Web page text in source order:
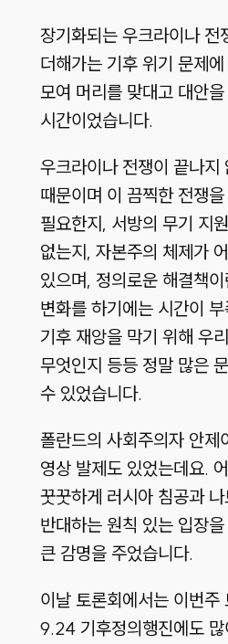
장기화되는 우크라이나 전
더해가는 기후 위기 문제
모여 머리를 맞대고 대안
시간이었습니다.
우크라이나 전쟁이 끝나지
때문이며 이 끔찍한 전쟁
필요한지, 서방의 무기 지
없는지, 자본주의 체제가
있으며, 정의로운 해결책
변화를 하기에는 시간이
기후 재앙을 막기 위해 우
무엇인지 등등 정말 많은
수 있었습니다.
폴란드의 사회주의자 안제
영상 발제도 있었는데요.
꿋꿋하게 러시아 침공과 나
반대하는 원칙 있는 입장
큰 감명을 주었습니다.
이날 토론회에서는 이번주
9.24 기후정의행진에도